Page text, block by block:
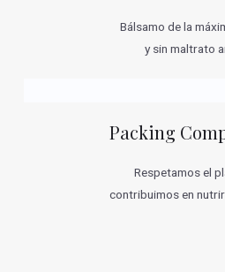
Bálsamo de la
y sin maltrato
Packing
Respetamos el
contribuimos en